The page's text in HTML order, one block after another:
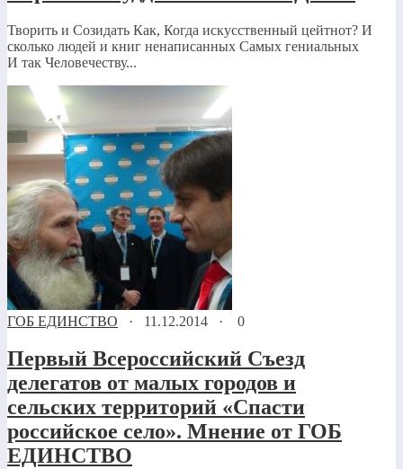
Творить и Созидать Как, Когда искусственный цейтнот? И
сколько людей и книг ненаписанных Самых гениальных
И так Человечеству...
ГОБ ЕДИНСТВО · 11.12.2014 · 0
Первый Всероссийский Съезд
делегатов от малых городов и
сельских территорий «Спасти
российское село». Мнение от ГОБ
ЕДИНСТВО